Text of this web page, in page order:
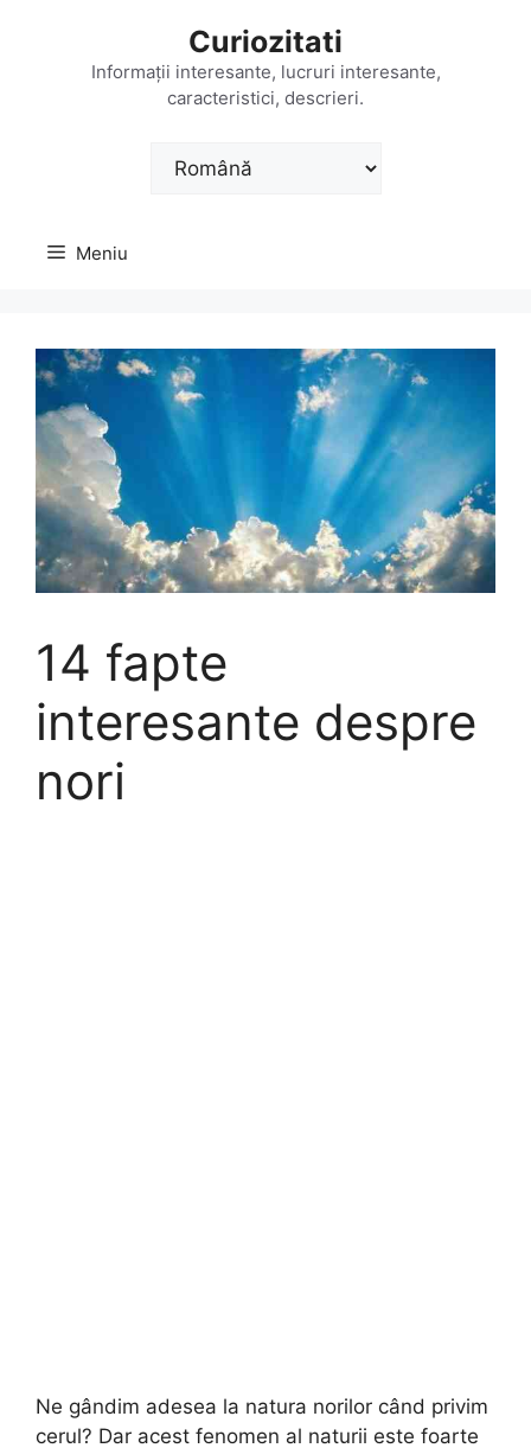
Curiozitati
Informații interesante, lucruri interesante,
caracteristici, descrieri.
Alege
Meniu
14 fapte
interesante despre
nori
Ne gândim adesea la natura norilor când privim
cerul? Dar acest fenomen al naturii este foarte